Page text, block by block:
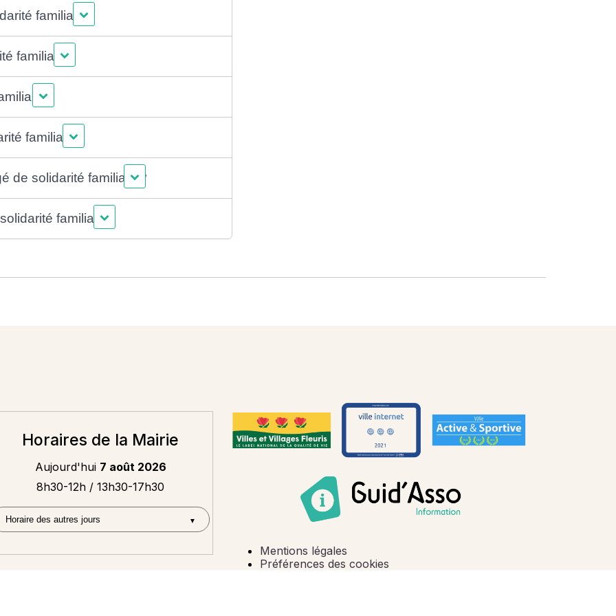
familiale ?
familiale ?
?
familiale ?
de solidarité familiale ?
familiale ?
Horaires de la Mairie
Aujourd'hui 7 août 2026
8h30-12h / 13h30-17h30
Mentions légales
Préférences des cookies